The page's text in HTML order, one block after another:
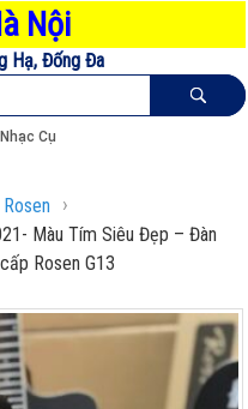
Nội
Hạ, Đống Đa
›
Màu Tím Siêu Đẹp – Đàn
Rosen G13